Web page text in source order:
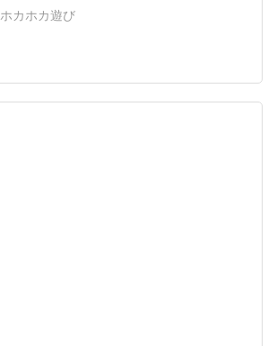
ホカホカ遊び